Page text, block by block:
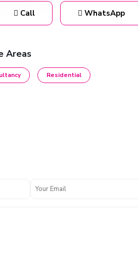
Call WhatsApp
Areas
Residential